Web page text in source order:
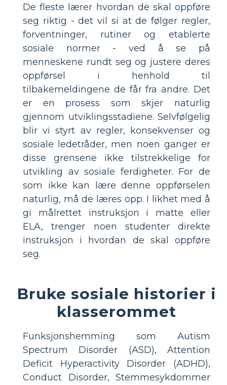
De fleste lærer hvordan de skal oppføre
seg riktig - det vil si at de følger regler,
forventninger, rutiner og etablerte
sosiale normer - ved å se på
menneskene rundt seg og justere deres
oppførsel i henhold til
tilbakemeldingene de får fra andre. Det
er en prosess som skjer naturlig
gjennom utviklingsstadiene. Selvfølgelig
blir vi styrt av regler, konsekvenser og
sosiale ledetråder, men noen ganger er
disse grensene ikke tilstrekkelige for
utvikling av sosiale ferdigheter. For de
som ikke kan lære denne oppførselen
naturlig, må de læres opp. I likhet med å
gi målrettet instruksjon i matte eller
ELA, trenger noen studenter direkte
instruksjon i hvordan de skal oppføre
seg.
Bruke sosiale historier i
klasserommet
Funksjonshemming som Autism
Spectrum Disorder (ASD), Attention
Deficit Hyperactivity Disorder (ADHD),
Conduct Disorder, Stemmesykdommer